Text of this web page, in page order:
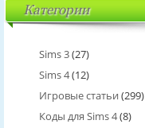
Категории
Sims 3(27)
Sims 4(12)
Игровые статьи (299)
Коды для Sims 4(8)